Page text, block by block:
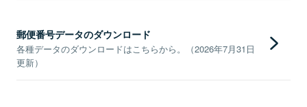
郵便番号データのダウンロード
各種データのダウンロードはこちらから。（2026年7月31日
更新）